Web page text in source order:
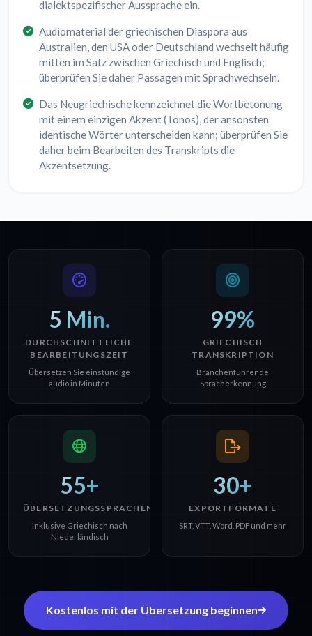
dialektspezifischer Aussprache ein.
Audiomaterial der griechischen Diaspora aus
Australien, den USA oder Deutschland wechselt häufig
mitten im Satz zwischen Griechisch und Englisch;
überprüfen Sie daher Passagen mit Sprachwechseln.
Das Neugriechische kennzeichnet die Wortbetonung
mit einem einzigen Akzent (Tonos), der ansonsten
identische Wörter unterscheiden kann; überprüfen Sie
daher beim Bearbeiten des Transkripts die
Akzentsetzung.
5 Min.
DURCHSCHNITTLICHE
BEARBEITUNGSZEIT
Übersetzen Sie einstündige
audio in Minuten
99%
GRIECHISCH
TRANSKRIPTION
Branchenführende
Spracherkennung
55+
ÜBERSETZUNGSSPRACHEN
Inklusive Griechisch nach
Niederländisch
30+
EXPORTFORMATE
SRT, VTT, Word, PDF und mehr
Kostenlos mit der Übersetzung beginnen